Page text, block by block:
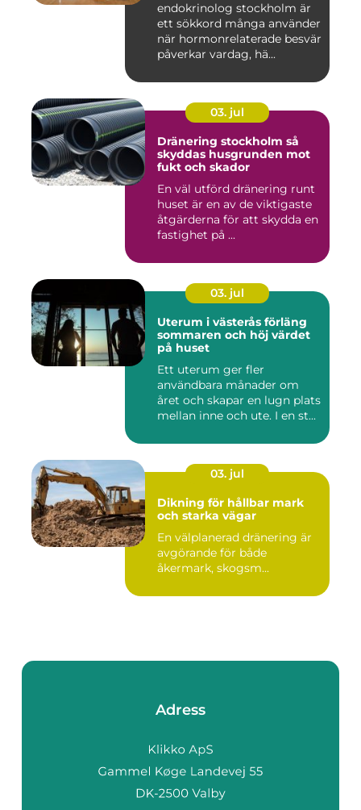
endokrinolog stockholm är
ett sökkord många använder
när hormonrelaterade besvär
påverkar vardag, hä...
03. jul
Dränering stockholm så
skyddas husgrunden mot
fukt och skador
En väl utförd dränering runt
huset är en av de viktigaste
åtgärderna för att skydda en
fastighet på ...
03. jul
Uterum i västerås förläng
sommaren och höj värdet
på huset
Ett uterum ger fler
användbara månader om
året och skapar en lugn plats
mellan inne och ute. I en st...
03. jul
Dikning för hållbar mark
och starka vägar
En välplanerad dränering är
avgörande för både
åkermark, skogsm...
Adress